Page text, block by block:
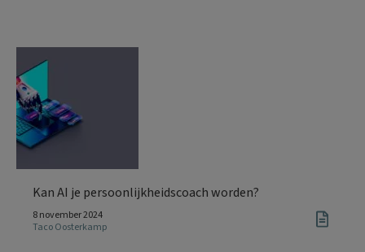
Kan AI je persoonlijkheidscoach worden?
8 november 2024
Taco Oosterkamp